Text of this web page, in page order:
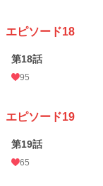
エピソード18
第18話
95
エピソード19
第19話
65